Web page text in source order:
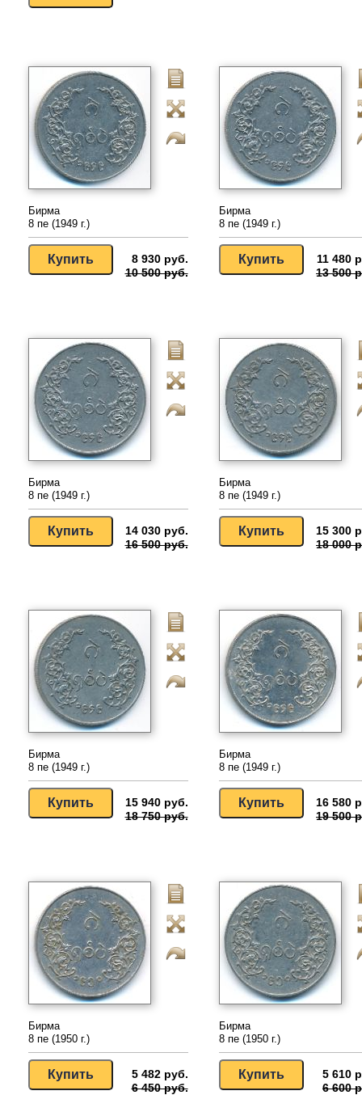
Бирма
8 пе (1949 г.)
8 930 руб.
10 500 руб.
Бирма
8 пе (1949 г.)
11 480
13 500
Бирма
8 пе (1949 г.)
14 030 руб.
16 500 руб.
Бирма
8 пе (1949 г.)
15 300
18 000
Бирма
8 пе (1949 г.)
15 940 руб.
18 750 руб.
Бирма
8 пе (1949 г.)
16 580
19 500
Бирма
8 пе (1950 г.)
5 482 руб.
6 450 руб.
Бирма
8 пе (1950 г.)
5 610
6 600